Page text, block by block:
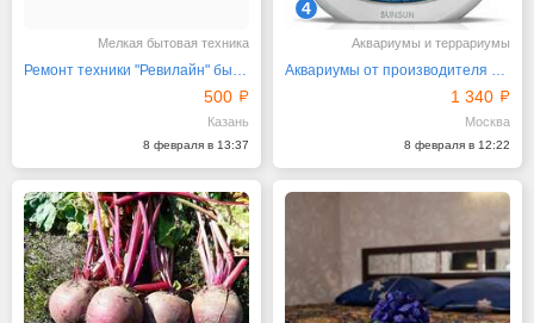
Мелкая бытовая техника
Ремонт техники "Ревилайн" быстро и качественно
500
Казань
8 февраля в 13:37
4
Аквариумы и террариумы
Аквариумы от производителя Зелаква
1 340
Москва
8 февраля в 12:22